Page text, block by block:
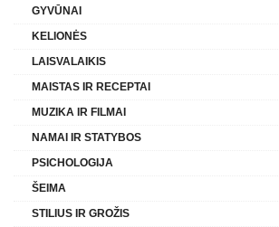
GYVŪNAI
KELIONĖS
LAISVALAIKIS
MAISTAS IR RECEPTAI
MUZIKA IR FILMAI
NAMAI IR STATYBOS
PSICHOLOGIJA
ŠEIMA
STILIUS IR GROŽIS